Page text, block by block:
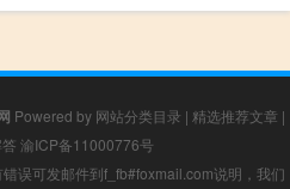
Powered by 网站分类目录 | 精选推荐文章 |
渝ICP备11000776号
误可发邮件到f_fb#foxmail.com说明，我们